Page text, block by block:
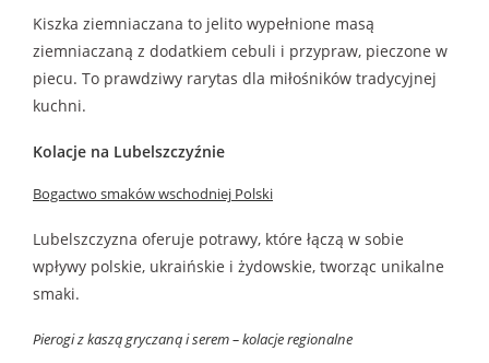
Kiszka ziemniaczana to jelito wypełnione masą
ziemniaczaną z dodatkiem cebuli i przypraw, pieczone w
piecu. To prawdziwy rarytas dla miłośników tradycyjnej
kuchni.
Kolacje na Lubelszczyźnie
Bogactwo smaków wschodniej Polski
Lubelszczyzna oferuje potrawy, które łączą w sobie
wpływy polskie, ukraińskie i żydowskie, tworząc unikalne
smaki.
Pierogi z kaszą gryczaną i serem – kolacje regionalne